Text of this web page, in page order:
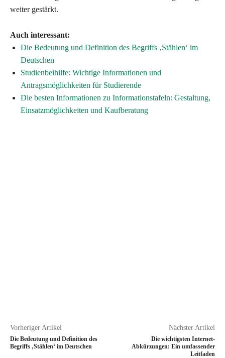
weiter gestärkt.
Auch interessant:
Die Bedeutung und Definition des Begriffs ‚Stählen‘ im
Deutschen
Studienbeihilfe: Wichtige Informationen und
Antragsmöglichkeiten für Studierende
Die besten Informationen zu Informationstafeln: Gestaltung,
Einsatzmöglichkeiten und Kaufberatung
Vorheriger Artikel
Die Bedeutung und Definition des
Begriffs ‚Stählen‘ im Deutschen
Nächster Artikel
Die wichtigsten Internet-
Abkürzungen: Ein umfassender
Leitfaden